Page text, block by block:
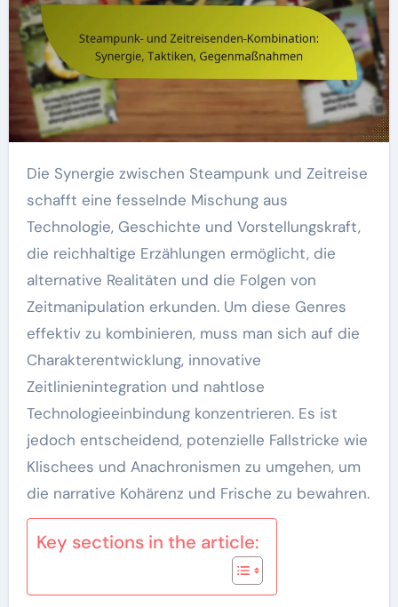
Die Synergie zwischen Steampunk und Zeitreise
schafft eine fesselnde Mischung aus
Technologie, Geschichte und Vorstellungskraft,
die reichhaltige Erzählungen ermöglicht, die
alternative Realitäten und die Folgen von
Zeitmanipulation erkunden. Um diese Genres
effektiv zu kombinieren, muss man sich auf die
Charakterentwicklung, innovative
Zeitlinienintegration und nahtlose
Technologieeinbindung konzentrieren. Es ist
jedoch entscheidend, potenzielle Fallstricke wie
Klischees und Anachronismen zu umgehen, um
die narrative Kohärenz und Frische zu bewahren.
Key sections in the article: